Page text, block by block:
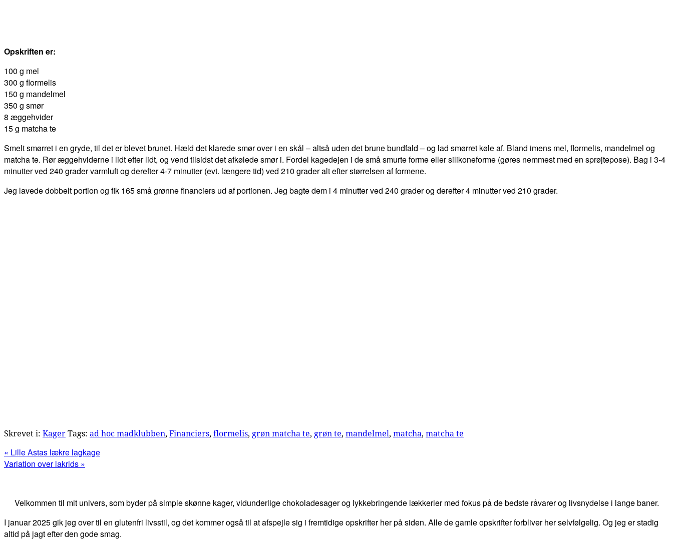
Opskriften er:
100 g mel
300 g flormelis
150 g mandelmel
350 g smør
8 æggehvider
15 g matcha te
Smelt smørret i en gryde, til det er blevet brunet. Hæld det klarede smør over i en skål – altså uden det brune bundfald – og lad smørret køle af. Bland imens mel, flormelis, mandelmel og
matcha te. Rør æggehviderne i lidt efter lidt, og vend tilsidst det afkølede smør i. Fordel kagedejen i de små smurte forme eller silikoneforme (gøres nemmest med en sprøjtepose). Bag i 3-4
minutter ved 240 grader varmluft og derefter 4-7 minutter (evt. længere tid) ved 210 grader alt efter størrelsen af formene.
Jeg lavede dobbelt portion og fik 165 små grønne financiers ud af portionen. Jeg bagte dem i 4 minutter ved 240 grader og derefter 4 minutter ved 210 grader.
Skrevet i: Kager Tags: ad hoc madklubben, Financiers, flormelis, grøn matcha te, grøn te, mandelmel, matcha, matcha te
Previous
Post:
« Lille Astas lækre lagkage
Next
Variation over lakrids »
Sidebar
Velkommen til mit univers, som byder på simple skønne kager, vidunderlige chokoladesager og lykkebringende lækkerier med fokus på de bedste råvarer og livsnydelse i lange baner.
I januar 2025 gik jeg over til en glutenfri livsstil, og det kommer også til at afspejle sig i fremtidige opskrifter her på siden. Alle de gamle opskrifter forbliver her selvfølgelig. Og jeg er stadig
altid på jagt efter den gode smag.